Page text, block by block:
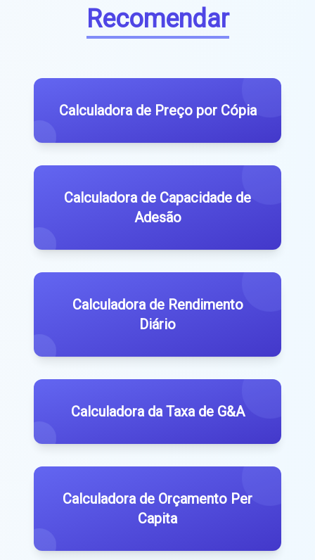
Recomendar
Calculadora de Preço por Cópia
Calculadora de Capacidade de
Adesão
Calculadora de Rendimento
Diário
Calculadora da Taxa de G&A
Calculadora de Orçamento Per
Capita